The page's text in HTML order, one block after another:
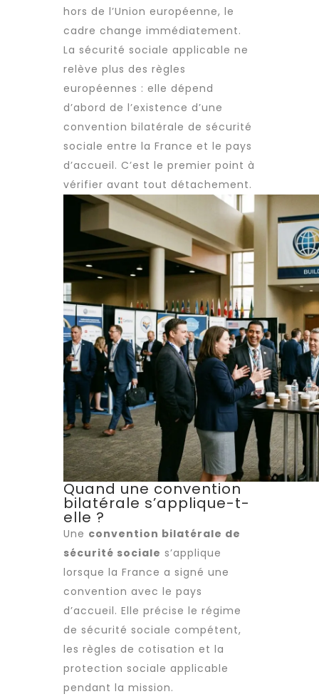
hors de l’Union européenne, le
cadre change immédiatement.
La sécurité sociale applicable ne
relève plus des règles
européennes : elle dépend
d’abord de l’existence d’une
convention bilatérale de sécurité
sociale entre la France et le pays
d’accueil. C’est le premier point à
vérifier avant tout détachement.
Quand une convention
bilatérale s’applique-t-
elle ?
Une convention bilatérale de
sécurité sociale s’applique
lorsque la France a signé une
convention avec le pays
d’accueil. Elle précise le régime
de sécurité sociale compétent,
les règles de cotisation et la
protection sociale applicable
pendant la mission.